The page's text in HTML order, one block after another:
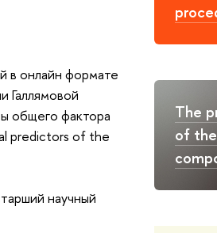
The
of
в онлайн формате
Галлямовой
общего фактора
predictors of the
научный